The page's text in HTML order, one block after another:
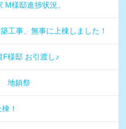
M様邸進捗状況。
工事、無事に上棟しました！
F様邸 お引渡し♪
地鎮祭
！